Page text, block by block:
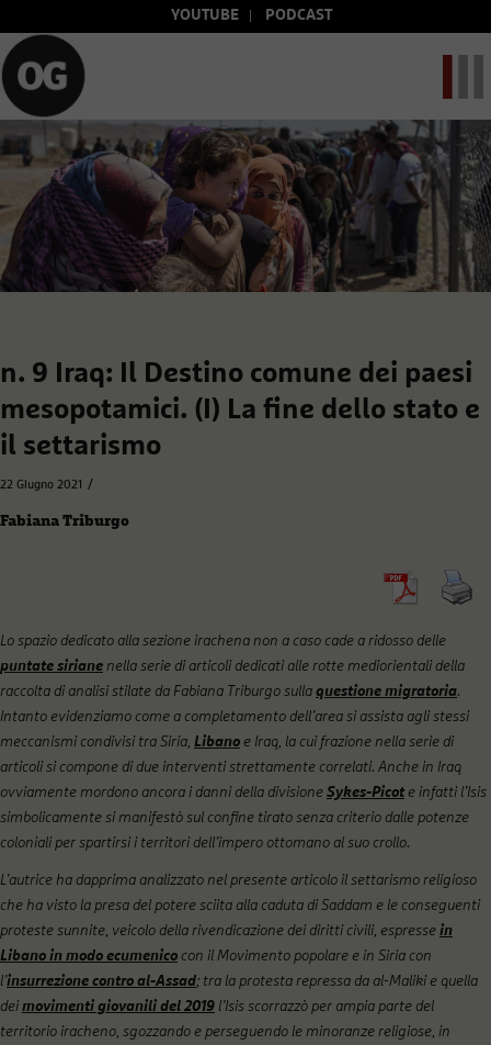
YOUTUBE PODCAST
n. 9 Iraq: Il Destino comune dei paesi
mesopotamici. (I) La fine dello stato e
il settarismo
22 Giugno 2021 /
Fabiana Triburgo
Lo spazio dedicato alla sezione irachena non a caso cade a ridosso delle
puntate siriane nella serie di articoli dedicati alle rotte mediorientali della
raccolta di analisi stilate da Fabiana Triburgo sulla questione migratoria.
Intanto evidenziamo come a completamento dell’area si assista agli stessi
meccanismi condivisi tra Siria, Libano e Iraq, la cui frazione nella serie di
articoli si compone di due interventi strettamente correlati. Anche in Iraq
ovviamente mordono ancora i danni della divisione Sykes-Picot e infatti l’Isis
simbolicamente si manifestò sul confine tirato senza criterio dalle potenze
coloniali per spartirsi i territori dell’impero ottomano al suo crollo.
L’autrice ha dapprima analizzato nel presente articolo il settarismo religioso
che ha visto la presa del potere sciita alla caduta di Saddam e le conseguenti
proteste sunnite, veicolo della rivendicazione dei diritti civili, espresse in
Libano in modo ecumenico con il Movimento popolare e in Siria con
l’insurrezione contro al-Assad; tra la protesta repressa da al-Maliki e quella
dei movimenti giovanili del 2019 l’Isis scorrazzò per ampia parte del
territorio iracheno, sgozzando e perseguendo le minoranze religiose, in